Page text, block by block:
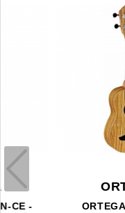
ORTEGA
ORTEGA RFU10Z -